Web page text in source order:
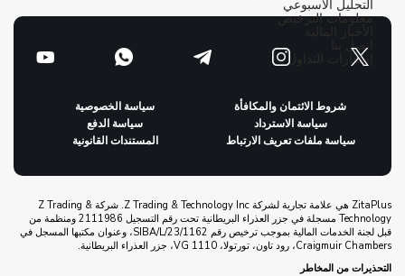
التحليل الأسبوعي
الأخبار المالية
إشعارات التداول
معلومات الترخيص
اتصل بنا
شروط الائتمان والمكافأة
سياسة الخصوصية
سياسة الاسترداد
سياسة الدفع
سياسة ملفات تعريف الارتباط
المستندات القانونية
ZitaPlus هي علامة تجارية لشركة Z Trading & Technology Inc. شركة Z Trading &
Technology مسجلة في جزر العذراء البريطانية تحت رقم التسجيل 2111986 ومنظمة من
قبل لجنة الخدمات المالية بموجب ترخيص رقم SIBA/L/23/1162، وعنوان مكتبها المسجل في
Craigmuir Chambers، رود تاون، تورتولا، VG 1110، جزر العذراء البريطانية.
التحذيرات من المخاطر